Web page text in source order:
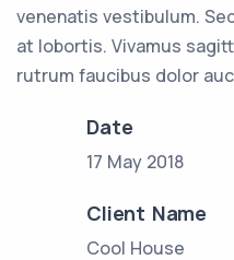
venenatis vestibulum.
at lobortis. Vivamus
rutrum faucibus dolor
Date
17 May 2018
Client Name
Cool House